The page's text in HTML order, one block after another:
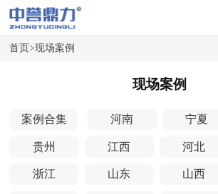
首页>现场案例
现场案例
案例合集 河南 宁夏
贵州 江西 河北
浙江 山东 山西